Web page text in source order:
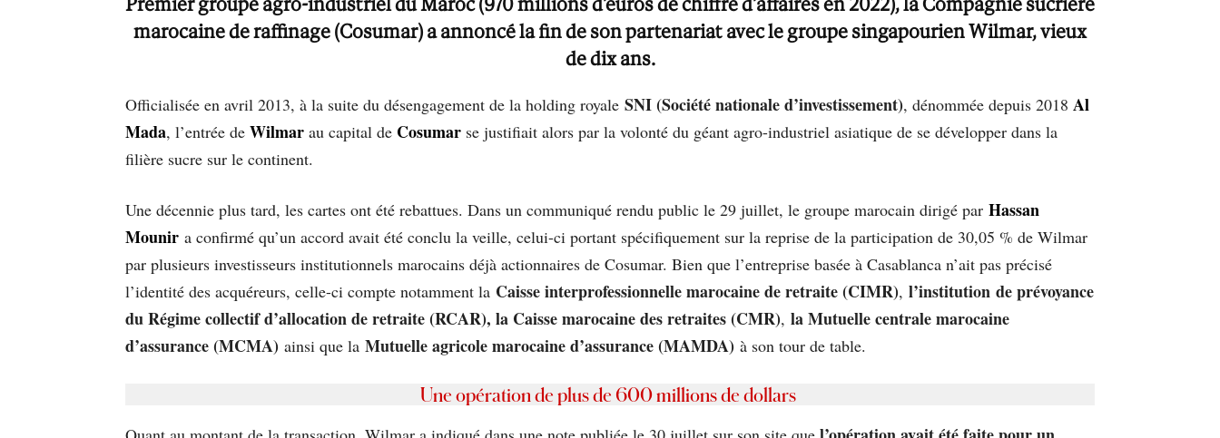
marocaine de raffinage (Cosumar) a annoncé la fin de son partenariat avec le groupe singapourien Wilmar, vieux
de dix ans.
Officialisée en avril 2013, à la suite du désengagement de la holding royale SNI (Société nationale d’investissement), dénommée depuis 2018 Al
Mada, l’entrée de Wilmar au capital de Cosumar se justifiait alors par la volonté du géant agro-industriel asiatique de se développer dans la
filière sucre sur le continent.
Une décennie plus tard, les cartes ont été rebattues. Dans un communiqué rendu public le 29 juillet, le groupe marocain dirigé par Hassan
Mounir a confirmé qu’un accord avait été conclu la veille, celui-ci portant spécifiquement sur la reprise de la participation de 30,05 % de Wilmar
par plusieurs investisseurs institutionnels marocains déjà actionnaires de Cosumar. Bien que l’entreprise basée à Casablanca n’ait pas précisé
l’identité des acquéreurs, celle-ci compte notamment la Caisse interprofessionnelle marocaine de retraite (CIMR), l’institution de prévoyance
du Régime collectif d’allocation de retraite (RCAR), la Caisse marocaine des retraites (CMR), la Mutuelle centrale marocaine
d’assurance (MCMA) ainsi que la Mutuelle agricole marocaine d’assurance (MAMDA) à son tour de table.
Une opération de plus de 600 millions de dollars